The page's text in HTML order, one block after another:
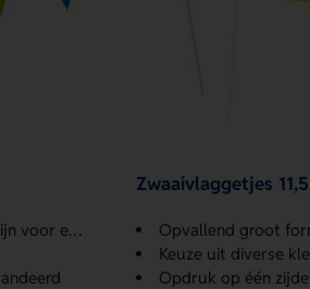
veiligheid
Zwaaivlaggetjes
Opvallend groot
Keuze uit diverse
Opdruk op één